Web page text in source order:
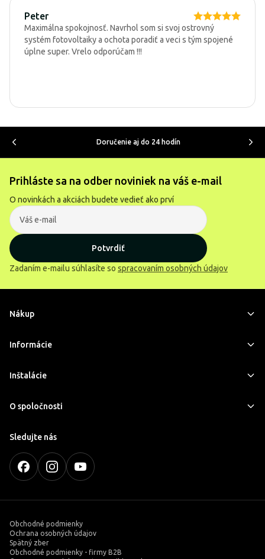
Peter
Maximálna spokojnosť. Navrhol som si svoj ostrovný
systém fotovoltaiky a ochota poradiť a veci s tým spojené
úplne super. Vrelo odporúčam !!!
Doručenie aj do 24 hodín
Prihláste sa na odber noviniek na váš e-mail
O novinkách a akciách budete vedieť ako prví
Potvrdiť
Zadaním e-mailu súhlasíte so spracovaním osobných údajov
Nákup
Informácie
Inštalácie
O spoločnosti
Sledujte nás
Obchodné podmienky
Ochrana osobných údajov
Spätný zber
Obchodné podmienky - firmy B2B